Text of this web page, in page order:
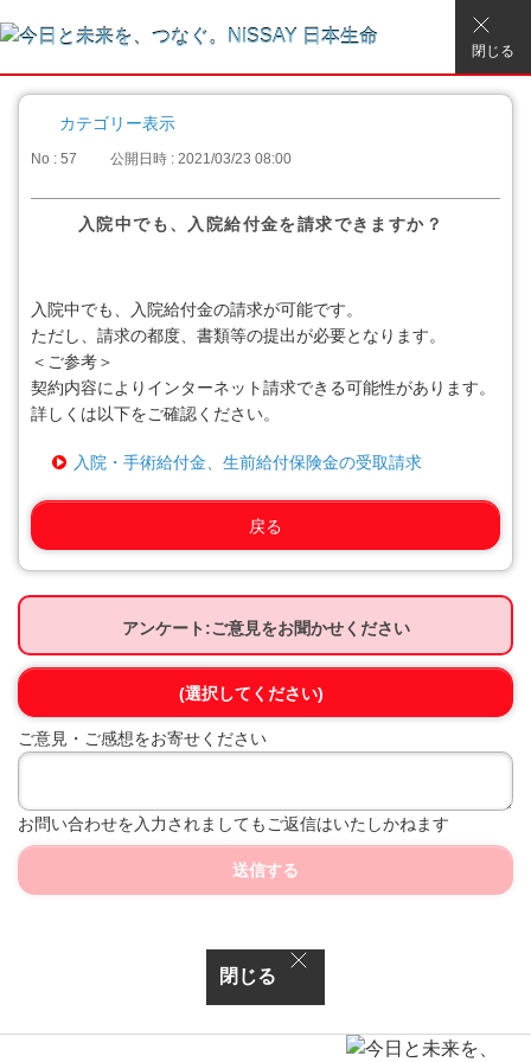
閉じる
カテゴリー表示
No : 57 公開日時 : 2021/03/23 08:00
入院中でも、入院給付金を請求できますか？
入院中でも、入院給付金の請求が可能です。
ただし、請求の都度、書類等の提出が必要となります。
＜ご参考＞
契約内容によりインターネット請求できる可能性があります。
詳しくは以下をご確認ください。
入院・手術給付金、生前給付保険金の受取請求
戻る
アンケート:ご意見をお聞かせください
(選択してください)
ご意見・ご感想をお寄せください
お問い合わせを入力されましてもご返信はいたしかねます
送信する
閉じる